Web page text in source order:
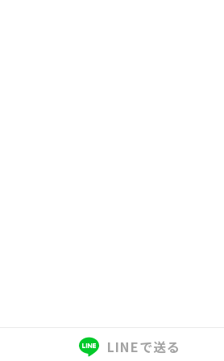
LINEで送る